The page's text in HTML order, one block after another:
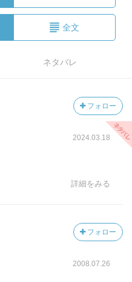
全文
ネタバレ
フォロー
2024.03.18
詳細をみる
フォロー
2008.07.26